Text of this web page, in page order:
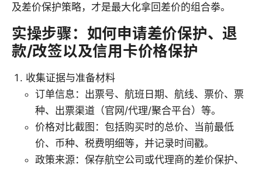
及差价保护策略，才是最大化拿回差价的组合拳。
实操步骤：如何申请差价保护、退
款/改签以及信用卡价格保护
收集证据与准备材料
订单信息：出票号、航班日期、航线、票价、票
种、出票渠道（官网/代理/聚合平台）等。
价格对比截图：包括购买时的总价、当前最低
价、币种、税费明细等，并记录时间戳。
政策来源：保存航空公司或代理商的差价保护、